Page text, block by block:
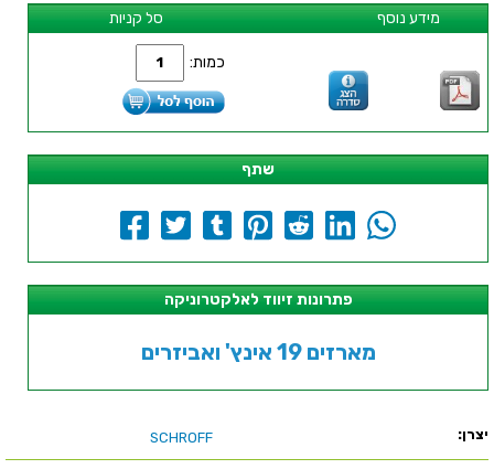
סל קניות מידע נוסף
כמות:
שתף
פתרונות זיווד לאלקטרוניקה
מארזים 19 אינץ' ואביזרים
יצרן: SCHROFF